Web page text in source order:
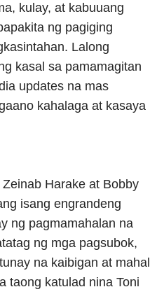
kulay, at kabuuang
ng pagiging
Lalong
kasal sa pamamagitan
updates na mas
kahalaga at kasaya
Harake at Bobby
isang engrandeng
ng pagmamahalan na
ng mga pagsubok,
na kaibigan at mahal
taong katulad nina Toni